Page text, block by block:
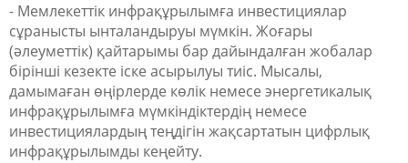
- Мемлекеттік инфрақұрылымға инвестициялар
сұранысты ынталандыруы мүмкін. Жоғары
(әлеуметтік) қайтарымы бар дайындалған жобалар
бірінші кезекте іске асырылуы тиіс. Мысалы,
дамымаған өңірлерде көлік немесе энергетикалық
инфрақұрылымға мүмкіндіктердің немесе
инвестициялардың теңдігін жақсартатын цифрлық
инфрақұрылымды кеңейту.